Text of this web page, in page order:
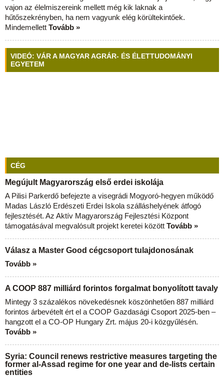
vajon az élelmiszereink mellett még kik laknak a
hűtőszekrényben, ha nem vagyunk elég körültekintőek.
Mindemellett Tovább »
VIDEÓ: VÁR A MAGYAR AGRÁR- ÉS ÉLETTUDOMÁNYI
EGYETEM
CÉG
Megújult Magyarország első erdei iskolája
A Pilisi Parkerdő befejezte a visegrádi Mogyoró-hegyen működő
Madas László Erdészeti Erdei Iskola szálláshelyének átfogó
fejlesztését. Az Aktív Magyarország Fejlesztési Központ
támogatásával megvalósult projekt keretei között Tovább »
Válasz a Master Good cégcsoport tulajdonosának
Tovább »
A COOP 887 milliárd forintos forgalmat bonyolított tavaly
Mintegy 3 százalékos növekedésnek köszönhetően 887 milliárd
forintos árbevételt ért el a COOP Gazdasági Csoport 2025-ben –
hangzott el a CO-OP Hungary Zrt. május 20-i közgyűlésén.
Tovább »
Syria: Council renews restrictive measures targeting the
former al-Assad regime for one year and de-lists certain
entities